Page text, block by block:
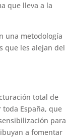
que lleva a la
una metodología
que les alejan del
total de
España, que
para
a fomentar